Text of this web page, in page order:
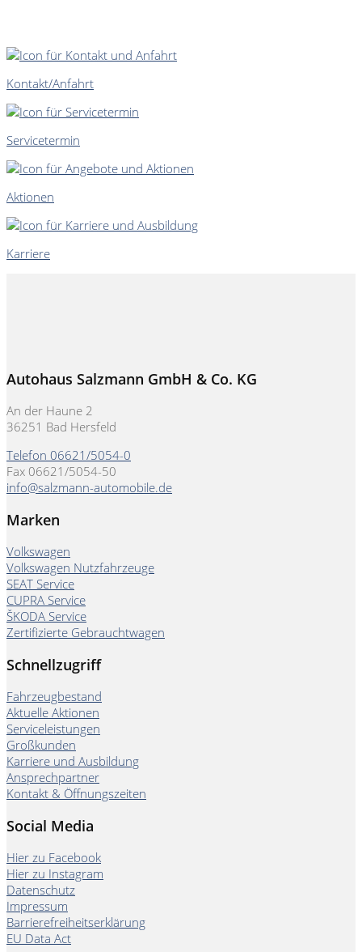
Kontakt/Anfahrt
Servicetermin
Aktionen
Karriere
Autohaus Salzmann GmbH & Co. KG
An der Haune 2
36251 Bad Hersfeld
Telefon 06621/5054-0
Fax 06621/5054-50
info@salzmann-automobile.de
Marken
Volkswagen
Volkswagen Nutzfahrzeuge
SEAT Service
CUPRA Service
ŠKODA Service
Zertifizierte Gebrauchtwagen
Schnellzugriff
Fahrzeugbestand
Aktuelle Aktionen
Serviceleistungen
Großkunden
Karriere und Ausbildung
Ansprechpartner
Kontakt & Öffnungszeiten
Social Media
Hier zu Facebook
Hier zu Instagram
Datenschutz
Impressum
Barrierefreiheitserklärung
EU Data Act